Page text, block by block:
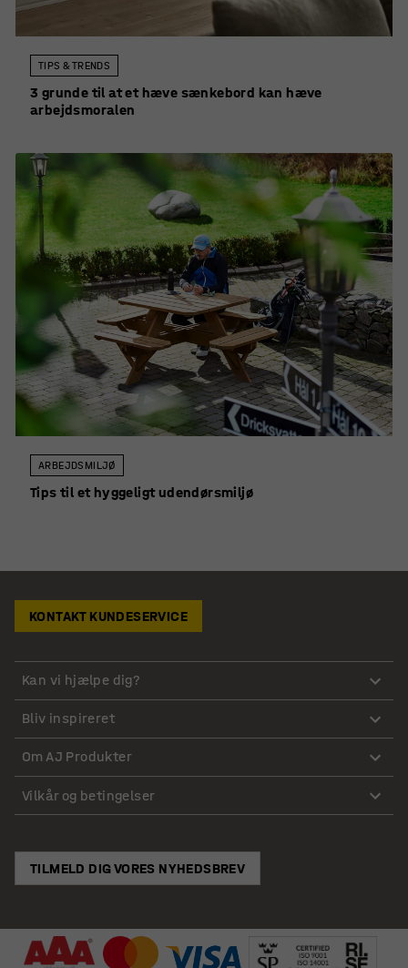
TIPS & TRENDS
3 grunde til at et hæve sænkebord kan hæve
arbejdsmoralen
ARBEJDSMILJØ
Tips til et hyggeligt udendørsmiljø
KONTAKT KUNDESERVICE
Kan vi hjælpe dig?
Bliv inspireret
Om AJ Produkter
Vilkår og betingelser
TILMELD DIG VORES NYHEDSBREV